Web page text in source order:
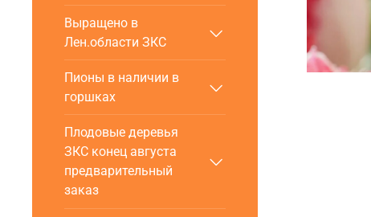
Выращено в
Лен.области ЗКС
Пионы в наличии в
горшках
Плодовые деревья
ЗКС конец августа
предварительный
заказ